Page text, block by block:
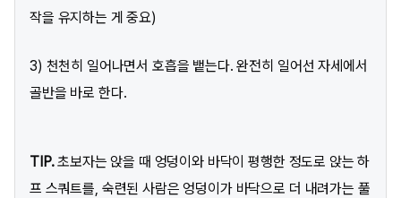
작을 유지하는 게 중요)
3) 천천히 일어나면서 호흡을 뱉는다. 완전히 일어선 자세에서
골반을 바로 한다.
TIP.초보자는 앉을 때 엉덩이와 바닥이 평행한 정도로 앉는 하
프 스쿼트를, 숙련된 사람은 엉덩이가 바닥으로 더 내려가는 풀